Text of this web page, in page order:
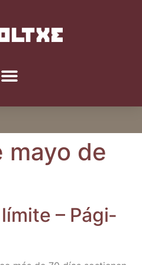
mayo de
– Pági­